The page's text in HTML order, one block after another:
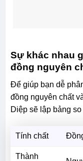
Sự khác nhau
đồng nguyên
Để giúp bạn dễ
đồng nguyên chất
Diệp sẽ lập bảng
Tính chất
Thành